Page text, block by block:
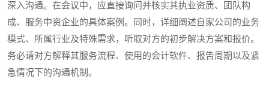
深入沟通。在会议中，应直接询问并核实其执业资质、团队构
成、服务中资企业的具体案例。同时，详细阐述自家公司的业务
模式、所属行业及特殊需求，听取对方的初步解决方案和报价。
务必请对方解释其服务流程、使用的会计软件、报告周期以及紧
急情况下的沟通机制。